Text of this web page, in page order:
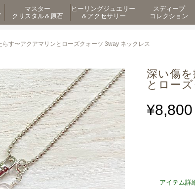
マスター
クリスタル＆原石
ヒーリングジュエリー
＆アクセサリー
スディープ
コレクション
す〜アクアマリンとローズクォーツ 3way ネックレス
深い傷
とロー
¥8,800
アイテム詳